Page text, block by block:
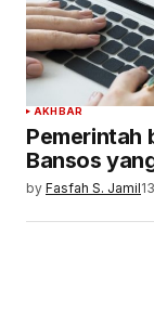
AKHBAR
Pemerintah
Bansos
by Fasfah S. Jamil